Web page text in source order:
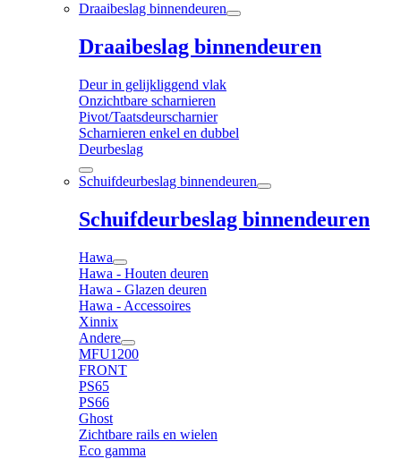
Draaibeslag binnendeuren
Draaibeslag binnendeuren
Deur in gelijkliggend vlak
Onzichtbare scharnieren
Pivot/Taatsdeurscharnier
Scharnieren enkel en dubbel
Deurbeslag
Schuifdeurbeslag binnendeuren
Schuifdeurbeslag binnendeuren
Hawa
Hawa - Houten deuren
Hawa - Glazen deuren
Hawa - Accessoires
Xinnix
Andere
MFU1200
FRONT
PS65
PS66
Ghost
Zichtbare rails en wielen
Eco gamma